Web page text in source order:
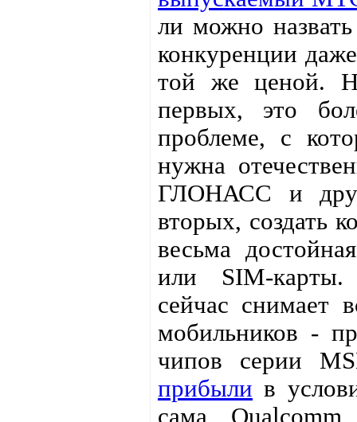
ли можно
конкуренции
той же ценой.
первых, это
проблеме, с
нужна
ГЛОНАСС и
вторых, создать
весьма
или SIM-карты.
сейчас снимает
мобильников -
чипов серии
прибыли в
сама